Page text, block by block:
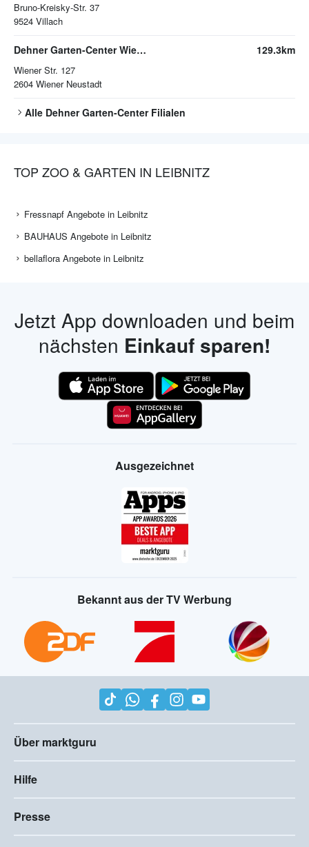
Bruno-Kreisky-Str. 37
9524 Villach
Dehner Garten-Center Wiener Neustadt
Wiener Str. 127
2604 Wiener Neustadt
129.3km
Alle Dehner Garten-CenterFilialen
TOP ZOO & GARTEN IN LEIBNITZ
Fressnapf Angebote in Leibnitz
BAUHAUS Angebote in Leibnitz
bellaflora Angebote in Leibnitz
Jetzt App downloaden und beim
nächsten Einkauf sparen!
Ausgezeichnet
Bekannt aus der TV Werbung
Über marktguru
Hilfe
Presse